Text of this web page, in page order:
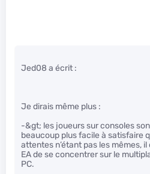
Jed08 a écrit :
Je dirais même plus :
-&gt; les joueurs sur consoles
beaucoup plus facile à satisfaire
attentes n’étant pas les mêmes,
EA de se concentrer sur le
PC.